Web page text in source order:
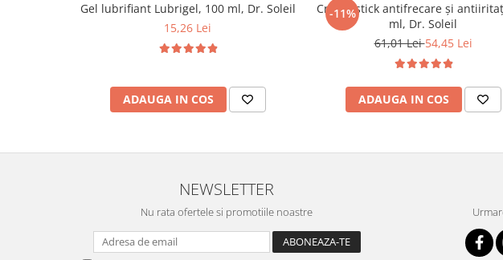
Gel lubrifiant Lubrigel, 100 ml, Dr. Soleil
15,26 Lei
ADAUGA IN COS
-11%
Cremă stick antifrecare și
ml, Dr. Soleil
61,01 Lei54,45 Lei
ADAUGA IN COS
NEWSLETTER
Nu rata ofertele si promotiile noastre